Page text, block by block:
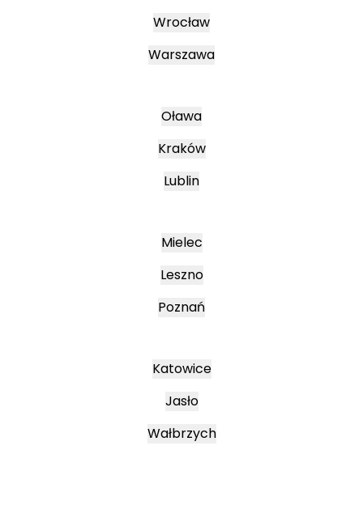
Wrocław
Warszawa
Oława
Kraków
Lublin
Mielec
Leszno
Poznań
Katowice
Jasło
Wałbrzych